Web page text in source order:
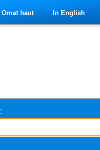
Omat haut In English